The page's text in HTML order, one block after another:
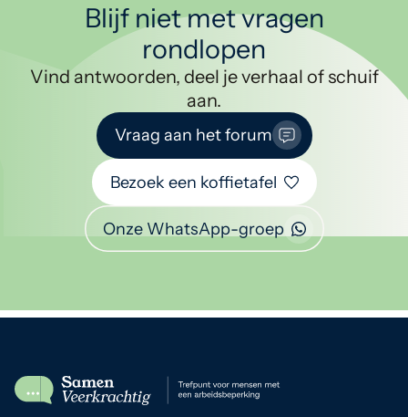
Blijf niet met vragen
rondlopen
Vind antwoorden, deel je verhaal of schuif
aan.
Vraag aan het forum
Bezoek een koffietafel
Onze WhatsApp-groep